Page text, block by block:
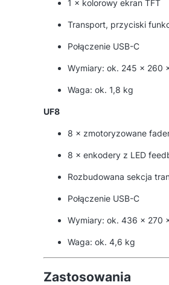
1 × kolorowy ekran TFT
Transport, przyciski
Połączenie USB-C
Wymiary: ok. 245 × 260
Waga: ok. 1,8 kg
UF8
8 × zmotoryzowane
8 × enkodery z LED
Rozbudowana sekcja
Połączenie USB-C
Wymiary: ok. 436 × 270
Waga: ok. 4,6 kg
Zastosowania